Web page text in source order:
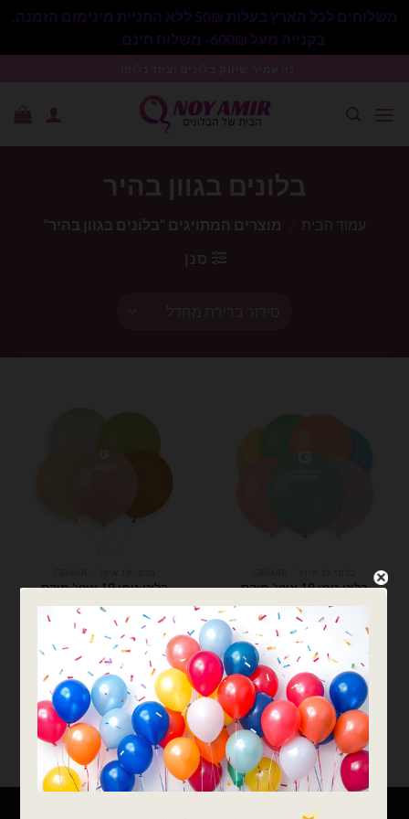
משלוחים לכל הארץ בעלות 50₪ ללא התניית מינימום הזמנה.
בקנייה מעל 600₪- משלוח חינם.
בלונים בגוון בהיר
עמוד הבית
מוצרים המתויגים “בלונים בגוון בהיר”
סנן
בלוני גומי 19 אינץ' מיקס
צבעי מקרון – 25 יח'
41.00
כמות של בלוני גומי 19 אינץ' מיקס צבעי מקרון - 25 יח'
הוספה לסל
בלוני גומי 19 אינץ' מיקס
צבעי בוהו שיק – 25 יח'
51.00
כמות של בלוני גומי 19 אינץ' מיקס צבעי בוהו שיק - 25 יח'
הוספה לסל